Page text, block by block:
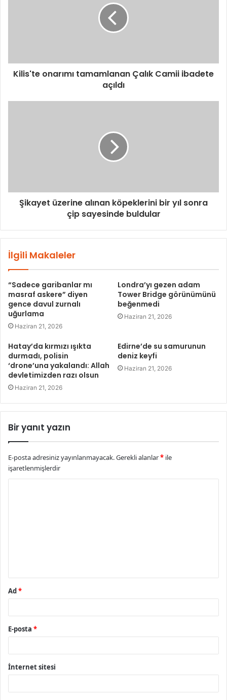
Kilis'te onarımı tamamlanan Çalık Camii ibadete
açıldı
Şikayet üzerine alınan köpeklerini bir yıl sonra
çip sayesinde buldular
İlgili Makaleler
“Sadece garibanlar mı
masraf askere” diyen
gence davul zurnalı
uğurlama
Haziran 21, 2026
Londra’yı gezen adam
Tower Bridge görünümünü
beğenmedi
Haziran 21, 2026
Hatay’da kırmızı ışıkta
durmadı, polisin
‘drone’una yakalandı: Allah
devletimizden razı olsun
Haziran 21, 2026
Edirne’de su samurunun
deniz keyfi
Haziran 21, 2026
Bir yanıt yazın
E-posta adresiniz yayınlanmayacak.Gerekli alanlar* ile
işaretlenmişlerdir
Ad*
E-posta *
İnternet sitesi